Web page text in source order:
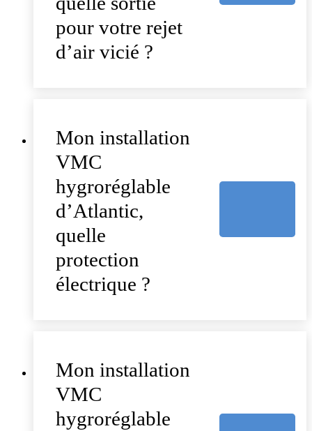
pour votre rejet
d’air vicié ?
Mon installation
VMC
hygroréglable
d’Atlantic,
quelle
protection
électrique ?
Mon installation
VMC
hygroréglable